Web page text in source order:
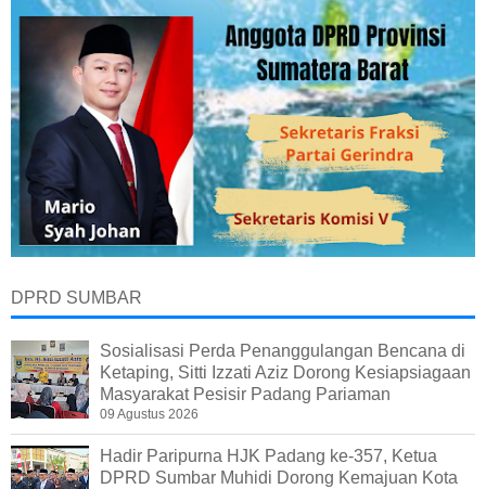
DPRD SUMBAR
Sosialisasi Perda Penanggulangan Bencana di
Ketaping, Sitti Izzati Aziz Dorong Kesiapsiagaan
Masyarakat Pesisir Padang Pariaman
09 Agustus 2026
Hadir Paripurna HJK Padang ke-357, Ketua
DPRD Sumbar Muhidi Dorong Kemajuan Kota